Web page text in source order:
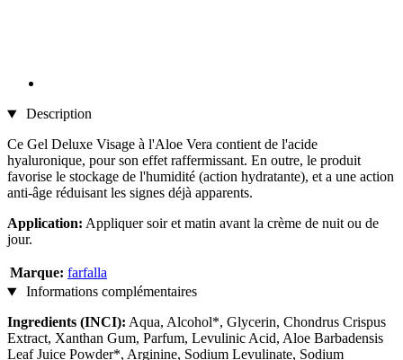
Description
Ce Gel Deluxe Visage à l'Aloe Vera contient de l'acide
hyaluronique, pour son effet raffermissant. En outre, le produit
favorise le stockage de l'humidité (action hydratante), et a une action
anti-âge réduisant les signes déjà apparents.
Application: Appliquer soir et matin avant la crème de nuit ou de
jour.
Marque: farfalla
Informations complémentaires
Ingredients (INCI): Aqua, Alcohol*, Glycerin, Chondrus Crispus
Extract, Xanthan Gum, Parfum, Levulinic Acid, Aloe Barbadensis
Leaf Juice Powder*, Arginine, Sodium Levulinate, Sodium